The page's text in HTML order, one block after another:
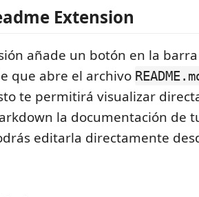
Extension
añade un botón en la
que abre el archivo
te permitirá visualizar
la documentación de
editarla directamente